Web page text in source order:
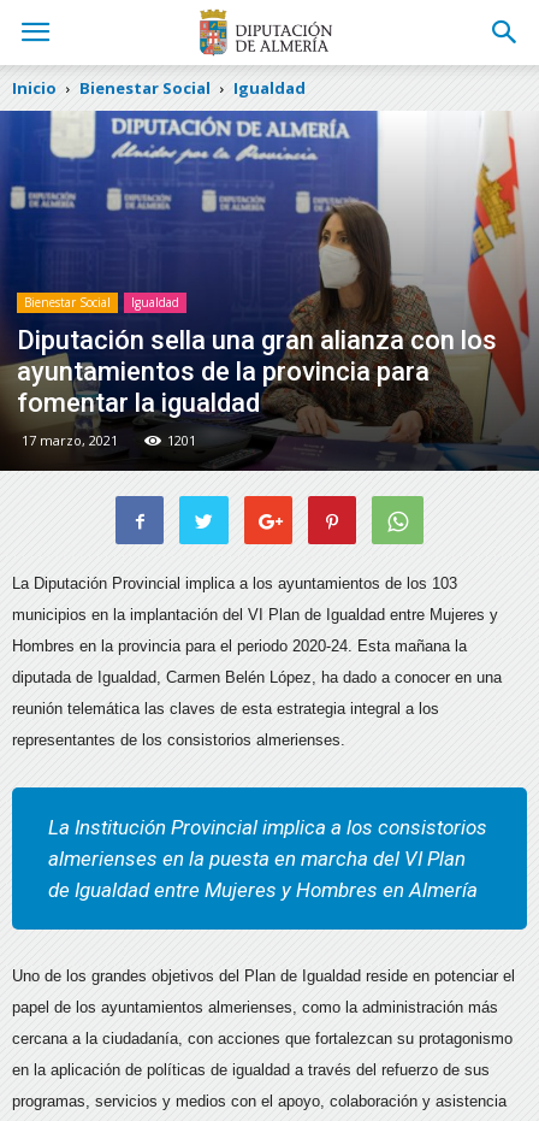
Inicio Bienestar Social Igualdad
Bienestar Social Igualdad
Diputación sella una gran alianza con los
ayuntamientos de la provincia para
fomentar la igualdad
17 marzo, 2021 1201
La Diputación Provincial implica a los ayuntamientos de los 103
municipios en la implantación del VI Plan de Igualdad entre Mujeres y
Hombres en la provincia para el periodo 2020-24. Esta mañana la
diputada de Igualdad, Carmen Belén López, ha dado a conocer en una
reunión telemática las claves de esta estrategia integral a los
representantes de los consistorios almerienses.
La Institución Provincial implica a los consistorios
almerienses en la puesta en marcha del VI Plan
de Igualdad entre Mujeres y Hombres en Almería
Uno de los grandes objetivos del Plan de Igualdad reside en potenciar el
papel de los ayuntamientos almerienses, como la administración más
cercana a la ciudadanía, con acciones que fortalezcan su protagonismo
en la aplicación de políticas de igualdad a través del refuerzo de sus
programas, servicios y medios con el apoyo, colaboración y asistencia